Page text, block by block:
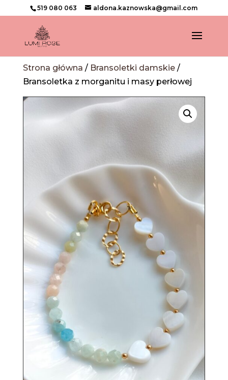
519 080 063 aldona.kaznowska@gmail.com
Strona główna / Bransoletki damskie/
Bransoletka z morganitu i masy perłowej